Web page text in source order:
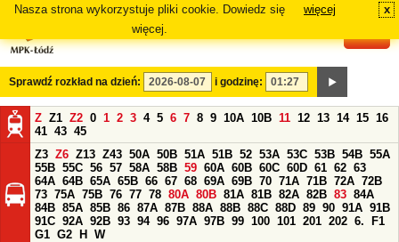
Nasza strona wykorzystuje pliki cookie. Dowiedz się
więcej.
więcej x
Sprawdź rozkład na dzień: i godzinę:
Z Z1 Z2 0 1 2 3 4 5 6 7 8 9 10A 10B 11 12 13 14 15 16
41 43 45
Z3 Z6 Z13 Z43 50A 50B 51A 51B 52 53A 53C 53B 54B 55A
55B 55C 56 57 58A 58B 59 60A 60B 60C 60D 61 62 63
64A 64B 65A 65B 66 67 68 69A 69B 70 71A 71B 72A 72B
73 75A 75B 76 77 78 80A 80B 81A 81B 82A 82B 83 84A
84B 85A 85B 86 87A 87B 88A 88B 88C 88D 89 90 91A 91B
91C 92A 92B 93 94 96 97A 97B 99 100 101 201 202 6.
F1
G1 G2 H
W